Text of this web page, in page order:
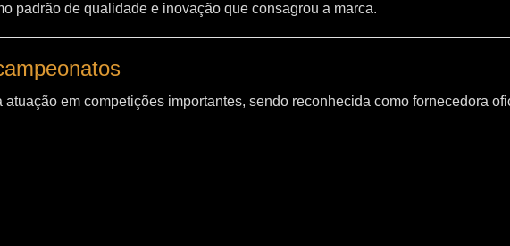
padrão de qualidade e inovação que consagrou a marca.
em competições importantes, sendo reconhecida como fornecedora